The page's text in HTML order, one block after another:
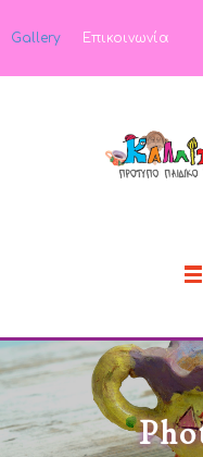
Gallery Επικοινωνία